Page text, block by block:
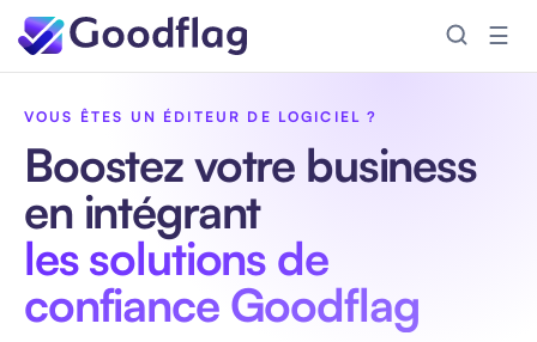
☰
VOUS ÊTES UN ÉDITEUR DE LOGICIEL ?
Boostez votre business
en intégrant
les solutions de
confiance Goodflag